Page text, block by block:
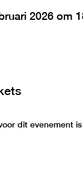
2026 om
dit evenement